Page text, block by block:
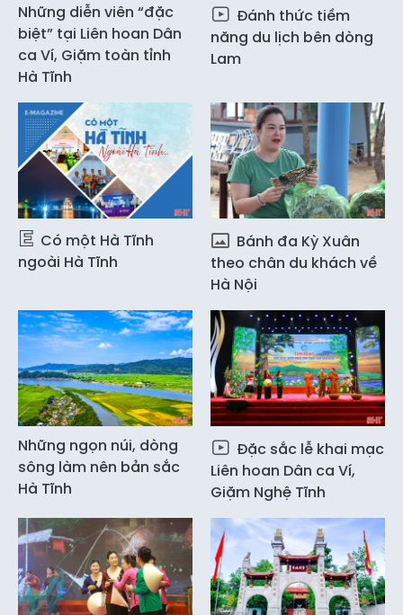
Những diễn viên “đặc
biệt” tại Liên hoan Dân
ca Ví, Giặm toàn tỉnh
Hà Tĩnh
Đánh thức tiềm
năng du lịch bên dòng
Lam
Có một Hà Tĩnh
ngoài Hà Tĩnh
Bánh đa Kỳ Xuân
theo chân du khách về
Hà Nội
Những ngọn núi, dòng
sông làm nên bản sắc
Hà Tĩnh
Đặc sắc lễ khai mạc
Liên hoan Dân ca Ví,
Giặm Nghệ Tĩnh